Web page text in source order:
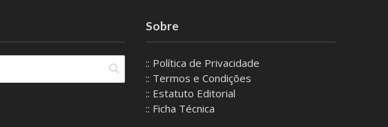
Sobre
:: Política de Privacidade
:: Termos e Condições
:: Estatuto Editorial
:: Ficha Técnica